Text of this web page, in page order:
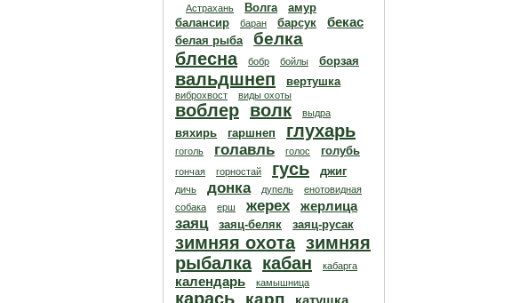
Астрахань Волга
амур
балансир
баран барсук бекас
белая рыба белка
блесна бобр бойлы борзая
вальдшнеп вертушка
виброхвост виды охоты
воблер волк выдра
вяхирь гаршнеп глухарь
гоголь голавль голос голубь
гончая горностай гусь джиг
дичь донка дупель
енотовидная
собака
ерш жерех жерлица
заяц заяц-беляк заяц-русак
зимняя охота зимняя
рыбалка кабан кабарга
календарь камышница
карась карп катушка